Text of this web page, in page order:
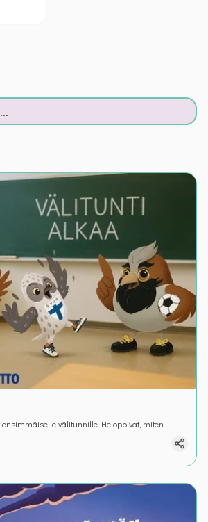
välitunnille. He oppivat, miten